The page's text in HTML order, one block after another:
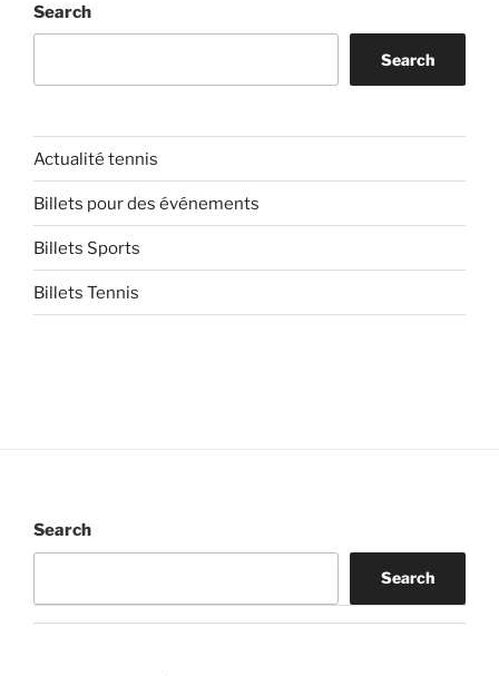
Search
Search
Actualité tennis
Billets pour des événements
Billets Sports
Billets Tennis
Search
Search